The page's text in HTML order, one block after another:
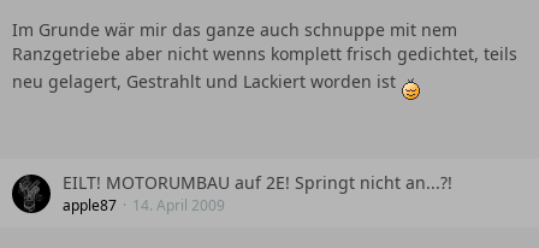
Im Grunde wär mir das ganze auch schnuppe mit nem
Ranzgetriebe aber nicht wenns komplett frisch gedichtet, teils
neu gelagert, Gestrahlt und Lackiert worden ist
EILT! MOTORUMBAU auf 2E! Springt nicht an...?!
apple87 14. April 2009